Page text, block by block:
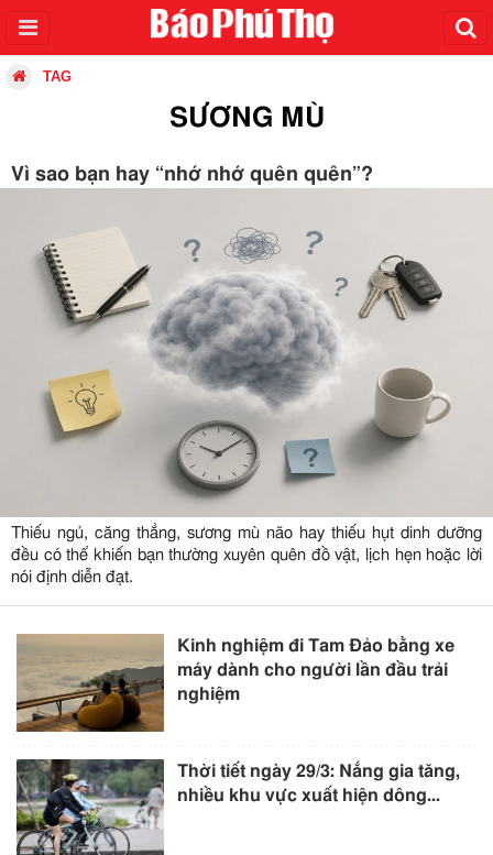
TAG
SƯƠNG MÙ
Vì sao bạn hay “nhớ nhớ quên quên”?
Thiếu ngủ, căng thẳng, sương mù não hay thiếu hụt dinh dưỡng
đều có thể khiến bạn thường xuyên quên đồ vật, lịch hẹn hoặc lời
nói định diễn đạt.
Kinh nghiệm đi Tam Đảo bằng xe
máy dành cho người lần đầu trải
nghiệm
Thời tiết ngày 29/3: Nắng gia tăng,
nhiều khu vực xuất hiện dông...